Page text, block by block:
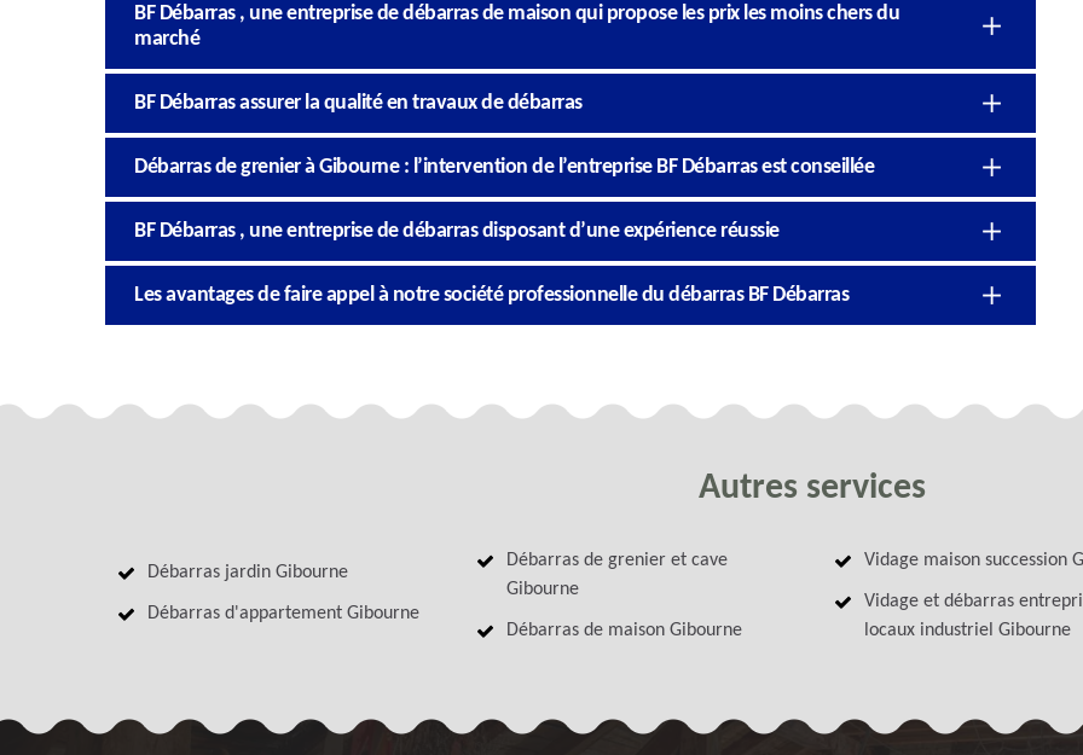
BF Débarras , une entreprise de débarras de maison qui propose les prix les moins chers du
marché
BF Débarras assurer la qualité en travaux de débarras
Débarras de grenier à Gibourne : l’intervention de l’entreprise BF Débarras est conseillée
BF Débarras , une entreprise de débarras disposant d’une expérience réussie
Les avantages de faire appel à notre société professionnelle du débarras BF Débarras
Autres services
Débarras jardin Gibourne
Débarras d'appartement Gibourne
Débarras de grenier et cave
Gibourne
Débarras de maison Gibourne
Vidage maison succession
Vidage et débarras
locaux industriel Gibourne